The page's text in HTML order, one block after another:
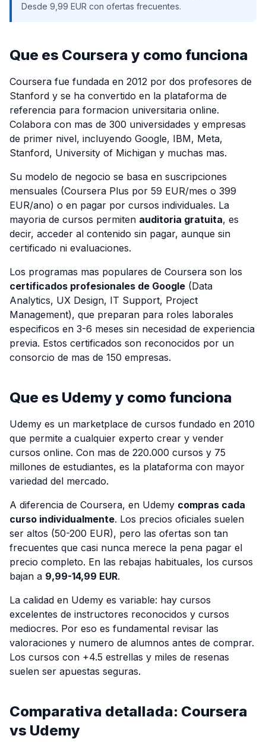
Desde 9,99 EUR con ofertas frecuentes.
Que es Coursera y como funciona
Coursera fue fundada en 2012 por dos profesores de
Stanford y se ha convertido en la plataforma de
referencia para formacion universitaria online.
Colabora con mas de 300 universidades y empresas
de primer nivel, incluyendo Google, IBM, Meta,
Stanford, University of Michigan y muchas mas.
Su modelo de negocio se basa en suscripciones
mensuales (Coursera Plus por 59 EUR/mes o 399
EUR/ano) o en pagar por cursos individuales. La
mayoria de cursos permiten auditoria gratuita, es
decir, acceder al contenido sin pagar, aunque sin
certificado ni evaluaciones.
Los programas mas populares de Coursera son los
certificados profesionales de Google (Data
Analytics, UX Design, IT Support, Project
Management), que preparan para roles laborales
especificos en 3-6 meses sin necesidad de experiencia
previa. Estos certificados son reconocidos por un
consorcio de mas de 150 empresas.
Que es Udemy y como funciona
Udemy es un marketplace de cursos fundado en 2010
que permite a cualquier experto crear y vender
cursos online. Con mas de 220.000 cursos y 75
millones de estudiantes, es la plataforma con mayor
variedad del mercado.
A diferencia de Coursera, en Udemy compras cada
curso individualmente. Los precios oficiales suelen
ser altos (50-200 EUR), pero las ofertas son tan
frecuentes que casi nunca merece la pena pagar el
precio completo. En las rebajas habituales, los cursos
bajan a 9,99-14,99 EUR.
La calidad en Udemy es variable: hay cursos
excelentes de instructores reconocidos y cursos
mediocres. Por eso es fundamental revisar las
valoraciones y numero de alumnos antes de comprar.
Los cursos con +4.5 estrellas y miles de resenas
suelen ser apuestas seguras.
Comparativa detallada: Coursera
vs Udemy